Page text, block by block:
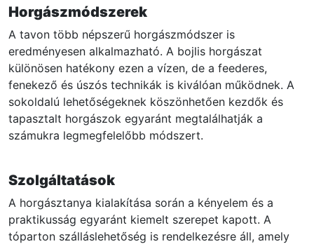
Horgászmódszerek
A tavon több népszerű horgászmódszer is
eredményesen alkalmazható. A bojlis horgászat
különösen hatékony ezen a vízen, de a feederes,
fenekező és úszós technikák is kiválóan működnek. A
sokoldalú lehetőségeknek köszönhetően kezdők és
tapasztalt horgászok egyaránt megtalálhatják a
számukra legmegfelelőbb módszert.
Szolgáltatások
A horgásztanya kialakítása során a kényelem és a
praktikusság egyaránt kiemelt szerepet kapott. A
tóparton szálláslehetőség is rendelkezésre áll, amely